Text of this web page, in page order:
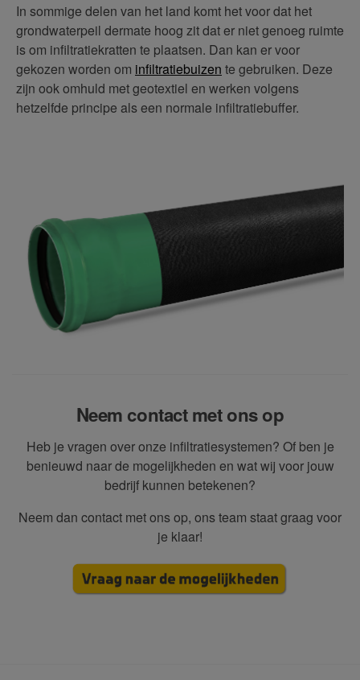
In sommige delen van het land komt het voor dat het
grondwaterpeil dermate hoog zit dat er niet genoeg ruimte
is om infiltratiekratten te plaatsen. Dan kan er voor
gekozen worden om infiltratiebuizen te gebruiken. Deze
zijn ook omhuld met geotextiel en werken volgens
hetzelfde principe als een normale infiltratiebuffer.
Neem contact met ons op
Heb je vragen over onze infiltratiesystemen? Of ben je
benieuwd naar de mogelijkheden en wat wij voor jouw
bedrijf kunnen betekenen?
Neem dan contact met ons op, ons team staat graag voor
je klaar!